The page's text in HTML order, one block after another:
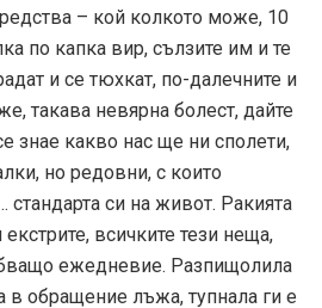
– кой колкото може, 10
по капка вир, сълзите им и те
и се тюхкат, по-далечните и
такава невярна болест, дайте
знае какво нас ще ни сполети,
но редовни, с които
стандарта си на живот. Ракията
екстрите, всичките тези неща,
ежедневие. Разпищолила
в обращение лъжа, тупнала ги е